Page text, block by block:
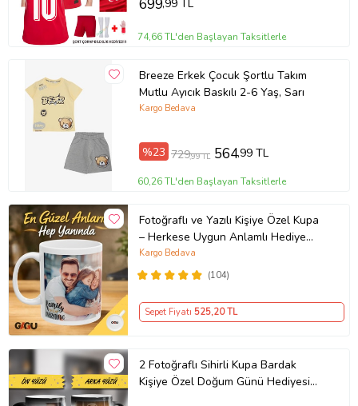
699,99 TL
74,66 TL'den Başlayan Taksitlerle
Breeze Erkek Çocuk Şortlu Takım
Mutlu Ayıcık Baskılı 2-6 Yaş, Sarı
Kargo Bedava
%23 729,99 TL 564,99 TL
60,26 TL'den Başlayan Taksitlerle
Fotoğraflı ve Yazılı Kişiye Özel Kupa
– Herkese Uygun Anlamlı Hediye
Porselen Baskılı Kupa (Beyaz)
(104)
Kargo Bedava
Sepet Fiyatı 525,20 TL
2 Fotoğraflı Sihirli Kupa Bardak
Kişiye Özel Doğum Günü Hediyesi